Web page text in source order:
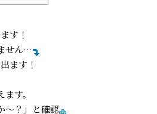
す！
せん…
ます！
す。
〜？」と確認